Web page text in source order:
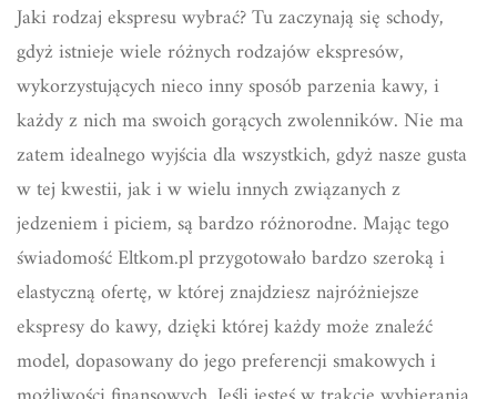
Jaki rodzaj ekspresu wybrać? Tu zaczynają się schody,
gdyż istnieje wiele różnych rodzajów ekspresów,
wykorzystujących nieco inny sposób parzenia kawy, i
każdy z nich ma swoich gorących zwolenników. Nie ma
zatem idealnego wyjścia dla wszystkich, gdyż nasze gusta
w tej kwestii, jak i w wielu innych związanych z
jedzeniem i piciem, są bardzo różnorodne. Mając tego
świadomość Eltkom.pl przygotowało bardzo szeroką i
elastyczną ofertę, w której znajdziesz najróżniejsze
ekspresy do kawy, dzięki której każdy może znaleźć
model, dopasowany do jego preferencji smakowych i